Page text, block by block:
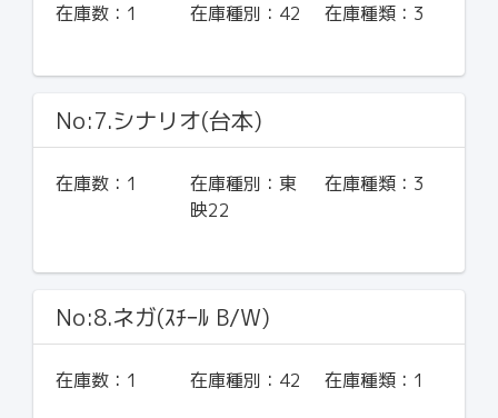
在庫数： 1 在庫種別： 42 在庫種類： 3
No:7.シナリオ(台本)
在庫数： 1 在庫種別： 東
映22
在庫種類： 3
No:8.ネガ(ｽﾁｰﾙ B/W)
在庫数： 1 在庫種別： 42 在庫種類： 1